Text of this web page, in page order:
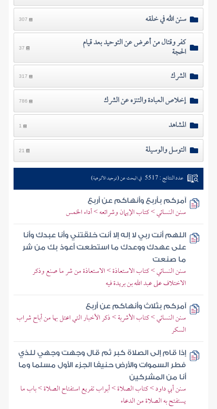
سنن الله في خلقه 307
كفر وقتال من أعرض عن التوحيد بعد قيام
الحجة 37
الشرك 317
إخلاص العبادة والتنزه عن الشرك 786
المشاهد 1
التوسل والوسيلة 21
عدد النتائج : 5517 في البحث عن (توحيد الألوهية)
آمركم بأربع وأنهاكم عن أربع
سنن النسائي > كتاب الإيمان وشرائعه > أداء الخمس
اللهم أنت ربي لا إله إلا أنت خلقتني وأنا عبدك وأنا
على عهدك ووعدك ما استطعت أعوذ بك من شر
ما صنعت
سنن النسائي > كتاب الاستعاذة > الاستعاذة من شر ما صنع وذكر
الاختلاف على عبد الله بن بريدة فيه
آمركم بثلاث وأنهاكم عن أربع
سنن النسائي > كتاب الأشربة > ذكر الأخبار التي اعتل بها من أباح شراب
السكر
إذا قام إلى الصلاة كبر ثم قال وجهت وجهي للذي
فطر السموات والأرض حنيفا الجزء الأول مسلما وما
أنا من المشركين
سنن أبي داود > كتاب الصلاة > أبواب تفريع استفتاح الصلاة > باب ما
يستفتح به الصلاة من الدعاء